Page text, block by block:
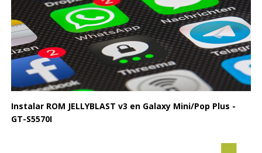
Instalar ROM JELLYBLAST v3 en Galaxy Mini/Pop Plus -
GT-S5570I